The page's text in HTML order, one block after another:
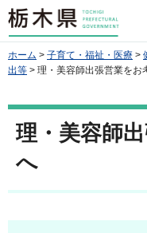
栃木県
ホーム > 子育て・福祉・医療 >
出等 > 理・美容師出張営業をお
理・美容師
へ